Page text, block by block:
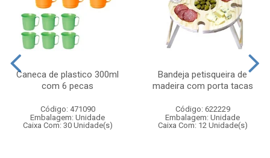
Caneca de plastico 300ml
com 6 pecas
Código: 471090
Embalagem: Unidade
Caixa Com: 30 Unidade(s)
Bandeja petisqueira de
madeira com porta tacas
Código: 622229
Embalagem: Unidade
Caixa Com: 12 Unidade(s)